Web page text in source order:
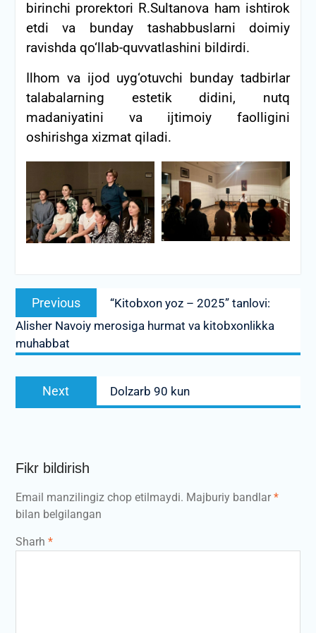
birinchi prorektori R.Sultanova ham ishtirok
etdi va bunday tashabbuslarni doimiy
ravishda qo‘llab-quvvatlashini bildirdi.
Ilhom va ijod uyg‘otuvchi bunday tadbirlar
talabalarning estetik didini, nutq
madaniyatini va ijtimoiy faolligini
oshirishga xizmat qiladi.
Post
menyusi
Previous
Previous
post:
“Kitobxon yoz – 2025” tanlovi:
Alisher Navoiy merosiga hurmat va kitobxonlikka
muhabbat
Next
Next
post:
Dolzarb 90 kun
Fikr bildirish
Email manzilingiz chop etilmaydi. Majburiy bandlar*
bilan belgilangan
Sharh *